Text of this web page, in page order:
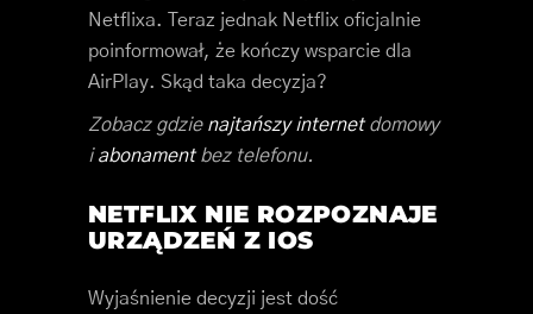
Netflixa. Teraz jednak Netflix oficjalnie
poinformował, że kończy wsparcie dla
AirPlay. Skąd taka decyzja?
Zobacz gdzie najtańszy internetdomowy
iabonamentbez telefonu.
NETFLIX NIE ROZPOZNAJE
URZĄDZEŃ Z IOS
Wyjaśnienie decyzji jest dość